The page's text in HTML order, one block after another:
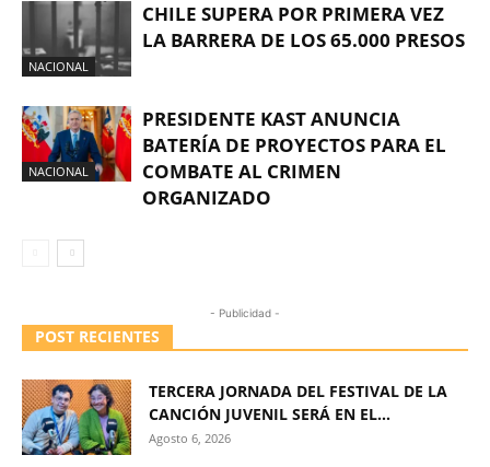
NACIONAL
CHILE SUPERA POR PRIMERA VEZ
LA BARRERA DE LOS 65.000 PRESOS
NACIONAL
PRESIDENTE KAST ANUNCIA
BATERÍA DE PROYECTOS PARA EL
COMBATE AL CRIMEN
ORGANIZADO
- Publicidad -
POST RECIENTES
TERCERA JORNADA DEL FESTIVAL DE LA
CANCIÓN JUVENIL SERÁ EN EL...
Agosto 6, 2026